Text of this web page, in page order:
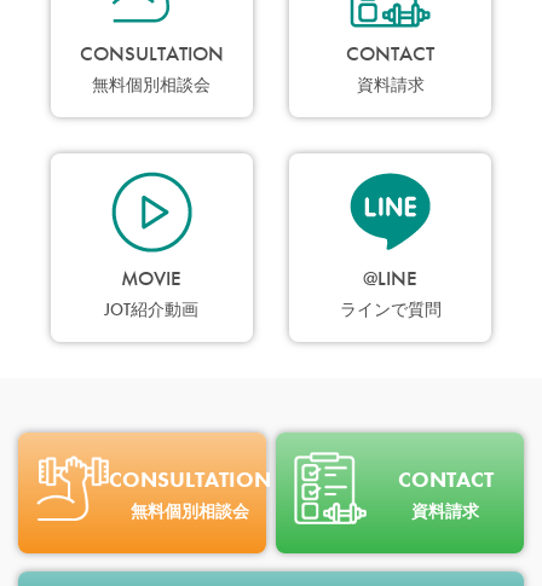
CONSULTATION
無料個別相談会
CONTACT
資料請求
MOVIE
JOT紹介動画
@LINE
ラインで質問
CONSULTATION
無料個別相談会
CONTACT
資料請求